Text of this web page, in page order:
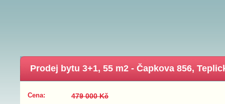
Prodej bytu 3+1, 55 m2 - Čapkova 856,
Cena: 479 000 Kč